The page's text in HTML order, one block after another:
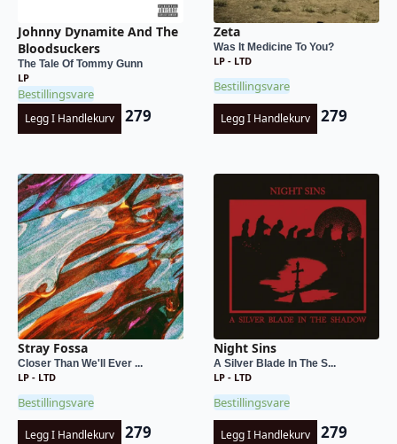
Johnny Dynamite And The
Bloodsuckers
The Tale Of Tommy Gunn
LP
Bestillingsvare
Legg I Handlekurv 279
Zeta
Was It Medicine To You?
LP - LTD
Bestillingsvare
Legg I Handlekurv 279
Stray Fossa
Closer Than We'll Ever ...
LP - LTD
Bestillingsvare
Legg I Handlekurv 279
Night Sins
A Silver Blade In The S...
LP - LTD
Bestillingsvare
Legg I Handlekurv 279